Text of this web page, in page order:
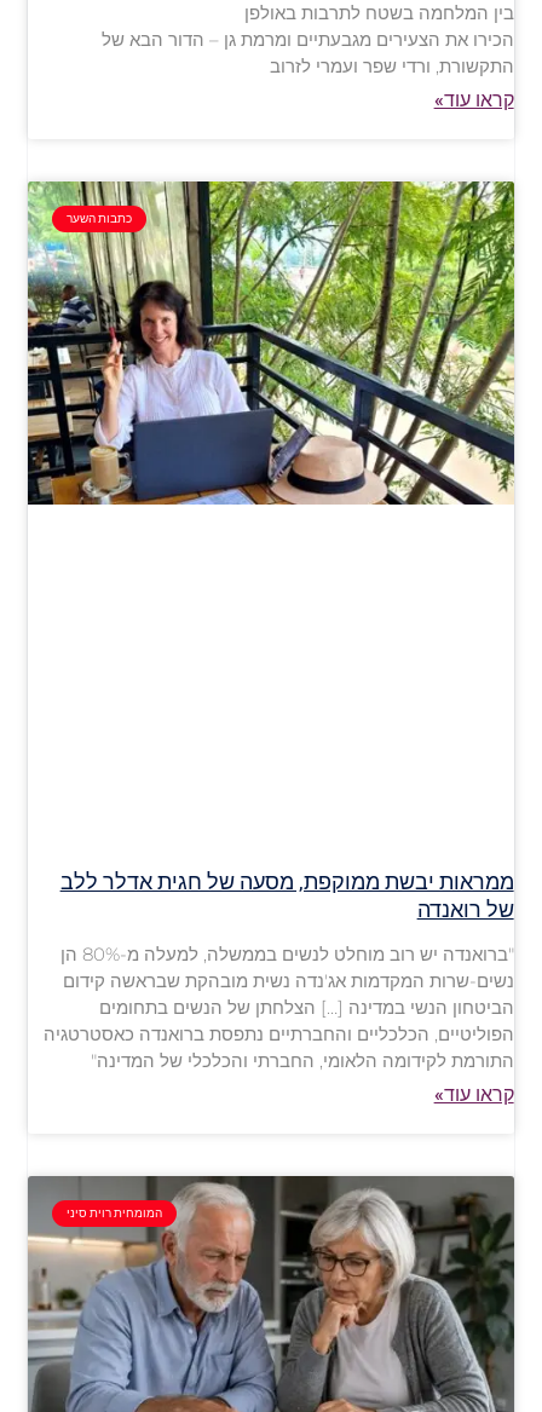
בין המלחמה בשטח לתרבות באולפן
הכירו את הצעירים מגבעתיים ומרמת גן – הדור הבא של
התקשורת, ורדי שפר ועמרי לזרוב
קראו עוד»
כתבות השער
ממראות יבשת ממוקפת, מסעה של חגית אדלר ללב
של רואנדה
"ברואנדה יש רוב מוחלט לנשים בממשלה, למעלה מ-80% הן
נשים-שרות המקדמות אג'נדה נשית מובהקת שבראשה קידום
הביטחון הנשי במדינה […] הצלחתן של הנשים בתחומים
הפוליטיים, הכלכליים והחברתיים נתפסת ברואנדה כאסטרטגיה
התורמת לקידומה הלאומי, החברתי והכלכלי של המדינה"
קראו עוד»
המומחית רוית סיני